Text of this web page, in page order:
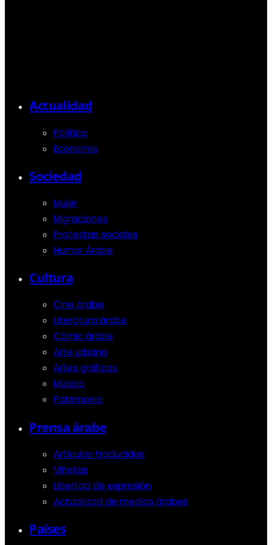
Actualidad
Política
Economía
Sociedad
Mujer
Migraciones
Protestas sociales
Humor Árabe
Cultura
Cine árabe
Literatura árabe
Cómic árabe
Arte urbano
Artes gráficas
Música
Patrimonio
Prensa árabe
Artículos traducidos
Viñetas
Libertad de expresión
Actualidad de medios árabes
Países